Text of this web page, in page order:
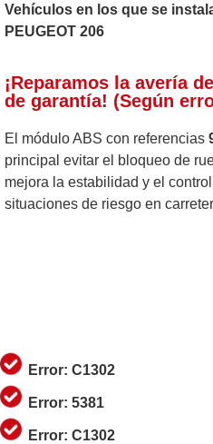
Vehículos en los que se
PEUGEOT 206
¡Reparamos la avería
de garantía! (Según
El módulo ABS con referencias
principal evitar el bloqueo de
mejora la estabilidad y el
situaciones de riesgo en
Error: C1302
Error: 5381
Error: C1302